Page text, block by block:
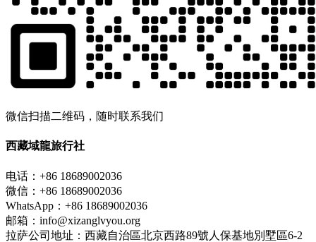
微信扫描二维码，随时联系我们
西藏域龍旅行社
电话：+86 18689002036
微信：+86 18689002036
WhatsApp：+86 18689002036
邮箱：info@xizanglvyou.org
拉萨公司地址：西藏自治區北京西路89號人保基地別墅區6-2